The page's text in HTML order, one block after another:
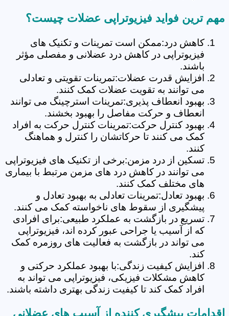
مهم ترین فواید فیزیوتراپی عضلات چیست؟
کاهش درد:ممکن است تمرینات و تکنیک های
فیزیوتراپی در کاهش درد عضلانی و مفصلی مؤثر
باشند.
افزایش قدرت عضلات:تمرینات تقویتی و تعادلی
می توانند به تقویت عضلات کمک کنند.
بهبود انعطاف پذیری:تمرینات استرچینگ می توانند
انعطاف و حرکت مفاصل را بهبود بخشند.
بهبود کنترل حرکت:تمرینات کنترل حرکت به افراد
کمک می کنند تا حرکاتشان را کنترل و هماهنگ
کنند.
تسکین از درد مزمن:برخی از تکنیک های فیزیوتراپی
می توانند در کاهش درد های مزمن مرتبط با بیماری
های مختلف کمک کنند.
بهبود تعادل:تمرینات تعادلی به بهبود تعادل و
پیشگیری از سقوط های ناخواسته کمک می کنند.
تسریع در بازگشت به عملکرد طبیعی:برای افرادی
که از آسیب یا جراحی عبور کرده اند، فیزیوتراپی
می تواند در بازگشت به فعالیت های روزمره کمک
کند.
افزایش کیفیت زندگی:با بهبود عملکرد حرکتی و
کاهش مشکلات فیزیکی، فیزیوتراپی می تواند به
افراد کمک کند تا کیفیت زندگی بهتری داشته باشند.
اقدامات پیشگیری کننده از آسیب های عضلانی